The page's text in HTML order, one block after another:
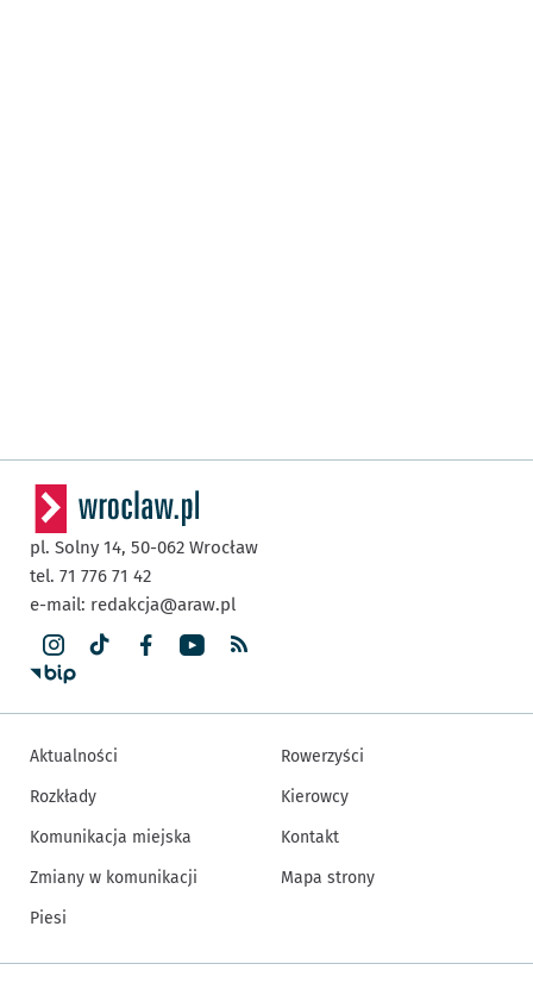
pl. Solny 14, 50-062 Wrocław
tel. 71 776 71 42
e-mail: redakcja@araw.pl
Aktualności
Rozkłady
Komunikacja miejska
Zmiany w komunikacji
Piesi
Rowerzyści
Kierowcy
Kontakt
Mapa strony